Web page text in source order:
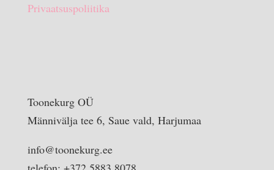
Privaatsuspoliitika
Toonekurg OÜ
Männivälja tee 6, Saue vald, Harjumaa
info@toonekurg.ee